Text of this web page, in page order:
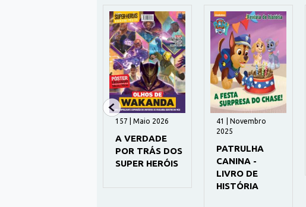
157 | Maio 2026
A VERDADE
POR TRÁS DOS
SUPER HERÓIS
41 | Novembro
2025
PATRULHA
CANINA -
LIVRO DE
HISTÓRIA